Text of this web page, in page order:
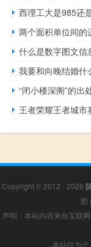
西理工大是985还
两个面积单位间的
什么是数字图文信
我要和向晚结婚什
“闭小楼深阁”的出
王者荣耀王者城市
Copyright © 2012 - 2026
图 |
声明：本站内容来自互联
本站仅为